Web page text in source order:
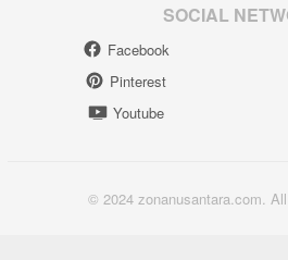
SOCIAL
Facebook
Pinterest
Youtube
© 2024 zonanusantara.com.